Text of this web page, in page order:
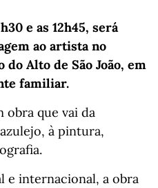
e as 12h45, será
ao artista no
Alto de São João, em
familiar.
que vai da
à pintura,
e internacional, a obra